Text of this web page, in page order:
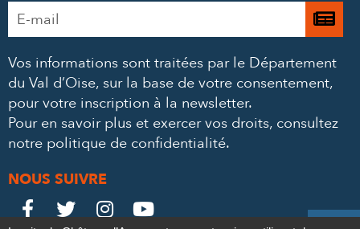
Adresse
e-
*
Je
à
Vos informations sont traitées par le Département
du Val d’Oise, sur la base de votre consentement,
pour votre inscription à la newsletter.
Pour en savoir plus et exercer vos droits, consultez
notre politique de confidentialité.
NOUS SUIVRE
Le
 Le
 Le
 Le
